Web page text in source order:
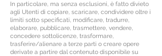
In particolare, ma senza esclusioni, è fatto divieto
agli Utenti di copiare, scaricare, condividere oltre i
limiti sotto specificati, modificare, tradurre,
elaborare, pubblicare, trasmettere, vendere,
concedere sottolicenze, trasformare,
trasferire/alienare a terze parti o creare opere
derivate a partire dal contenuto disponibile su